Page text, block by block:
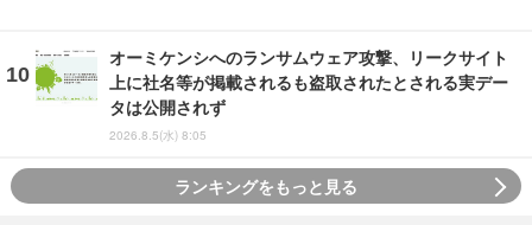
オーミケンシへのランサムウェア攻撃、リークサイト
上に社名等が掲載されるも盗取されたとされる実デー
タは公開されず
2026.8.5(水) 8:05
ランキングをもっと見る